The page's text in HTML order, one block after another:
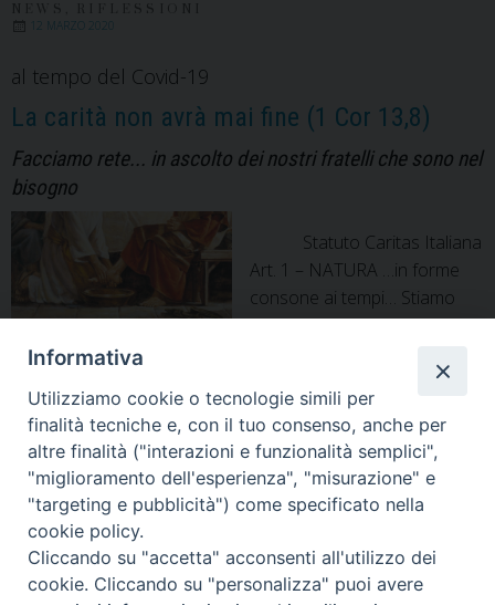
12 MARZO 2020
al tempo del Covid-19
La carità non avrà mai fine (1 Cor 13,8)
Facciamo rete... in ascolto dei nostri fratelli che sono nel
bisogno
Statuto Caritas Italiana
Art. 1 – NATURA …in forme
consone ai tempi… Stiamo
vivendo un tempo “diverso”
grido del povero. Il pericolo è di chiuderci in noi stessi e
dimenticarci di chi è nel bisogno. In questo tempo riflettiamo
su cosa significa “non avere” alcune cose, così da capire le
tante persone che …Continua a leggereLa
carità
non
avrà
mai
»
Informativa
Utilizziamo cookie o tecnologie simili per
finalità tecniche e, con il tuo consenso, anche per
altre finalità ("interazioni e funzionalità semplici",
"miglioramento dell'esperienza", "misurazione" e
"targeting e pubblicità") come specificato nella
cookie policy.
Cliccando su "accetta" acconsenti all'utilizzo dei
cookie. Cliccando su "personalizza" puoi avere